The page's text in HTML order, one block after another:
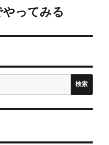
ってみる
検索